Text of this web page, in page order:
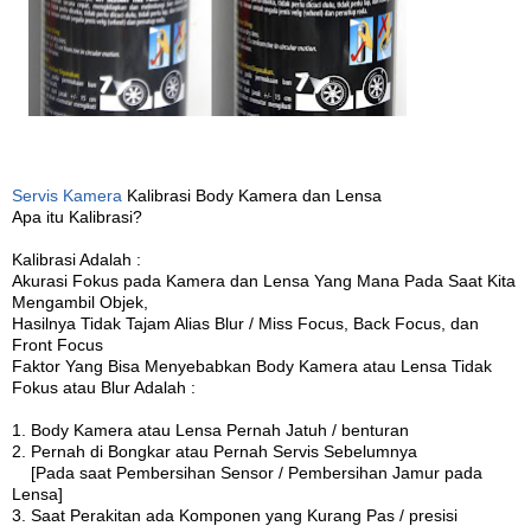
Servis Kamera Kalibrasi Body Kamera dan Lensa
Apa itu Kalibrasi?
Kalibrasi Adalah :
Akurasi Fokus pada Kamera dan Lensa Yang Mana Pada Saat Kita
Mengambil Objek,
Hasilnya Tidak Tajam Alias Blur / Miss Focus, Back Focus, dan
Front Focus
Faktor Yang Bisa Menyebabkan Body Kamera atau Lensa Tidak
Fokus atau Blur Adalah :
1. Body Kamera atau Lensa Pernah Jatuh / benturan
2. Pernah di Bongkar atau Pernah Servis Sebelumnya
[Pada saat Pembersihan Sensor / Pembersihan Jamur pada
Lensa]
3. Saat Perakitan ada Komponen yang Kurang Pas / presisi